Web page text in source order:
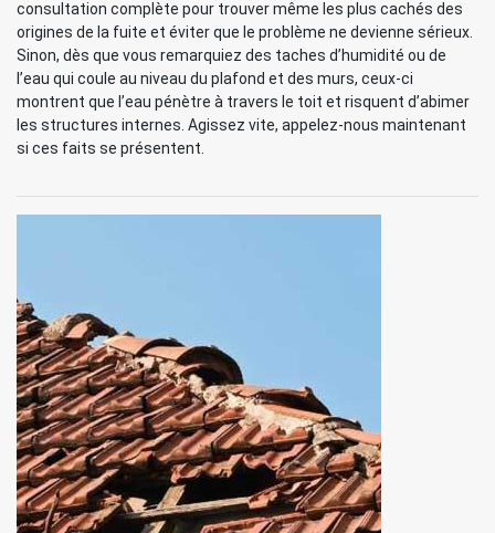
consultation complète pour trouver même les plus cachés des
origines de la fuite et éviter que le problème ne devienne sérieux.
Sinon, dès que vous remarquiez des taches d’humidité ou de
l’eau qui coule au niveau du plafond et des murs, ceux-ci
montrent que l’eau pénètre à travers le toit et risquent d’abimer
les structures internes. Agissez vite, appelez-nous maintenant
si ces faits se présentent.